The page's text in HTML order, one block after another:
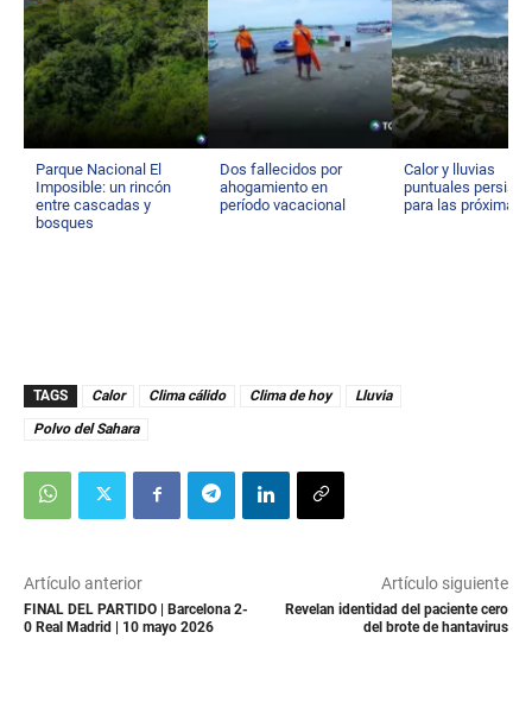
Parque Nacional El
Imposible: un rincón
entre cascadas y
bosques
Dos fallecidos por
ahogamiento en
período vacacional
Calor y lluvias
puntuales
para las próximas
TAGS Calor Clima cálido Clima de hoy
Lluvia
Polvo del Sahara
Artículo anterior
FINAL DEL PARTIDO | Barcelona 2-
0 Real Madrid | 10 mayo 2026
Artículo siguiente
Revelan identidad del paciente cero
del brote de hantavirus